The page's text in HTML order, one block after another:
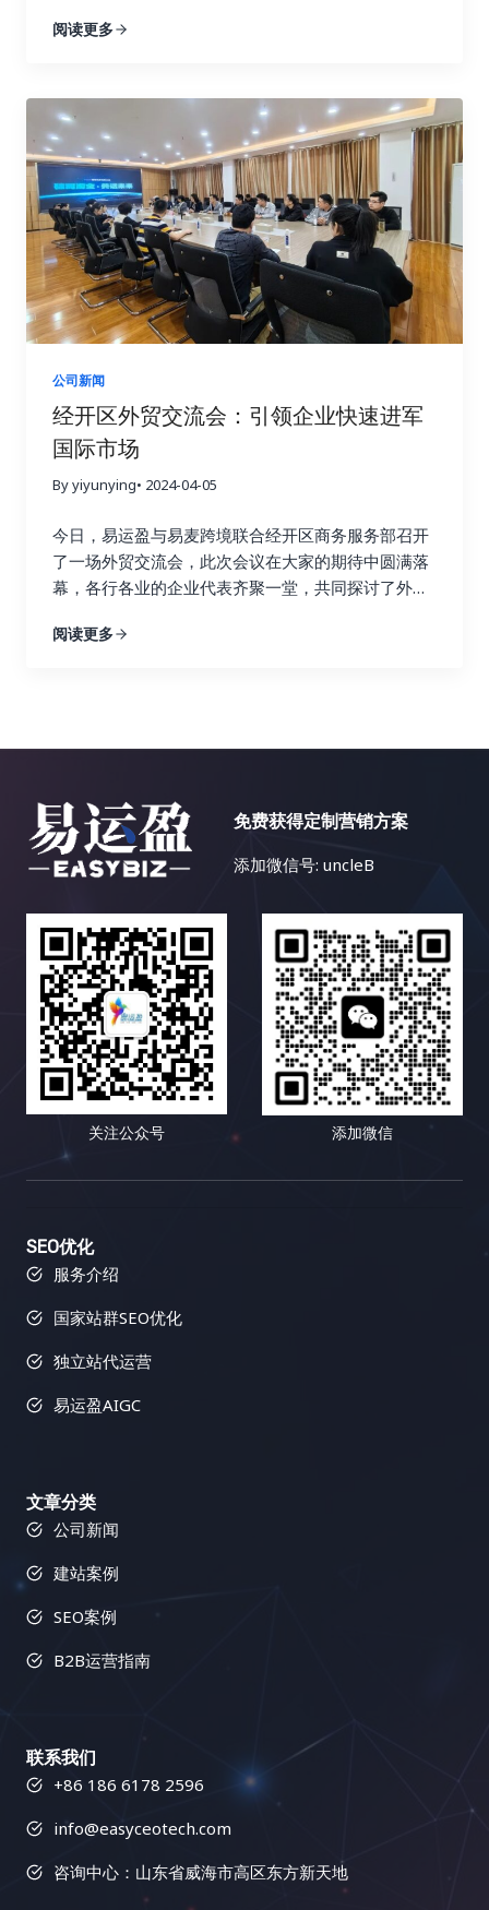
络科技有限公司凭借其在跨境电商领域的卓越贡献与
展区，为全球客商带来一场融合科技与智慧的精彩展
示。
阅读更多
公司新闻
经开区外贸交流会：引领企业快速进军
国际市场
By yiyunying• 2024-04-05
今日，易运盈与易麦跨境联合经开区商务服务部召开
了一场外贸交流会，此次会议在大家的期待中圆满落
幕，各行各业的企业代表齐聚一堂，共同探讨了外贸
的关键方法。
阅读更多
免费获得定制营销方案
添加微信号: uncleB
关注公众号 添加微信
SEO优化
服务介绍
国家站群SEO优化
独立站代运营
易运盈AIGC
文章分类
公司新闻
建站案例
SEO案例
B2B运营指南
联系我们
+86 186 6178 2596
info@easyceotech.com
咨询中心：山东省威海市高区东方新天地